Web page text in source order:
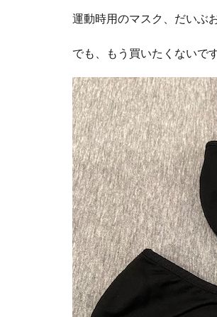
運動時用のマスク、だいぶ
でも、もう買いたくないです